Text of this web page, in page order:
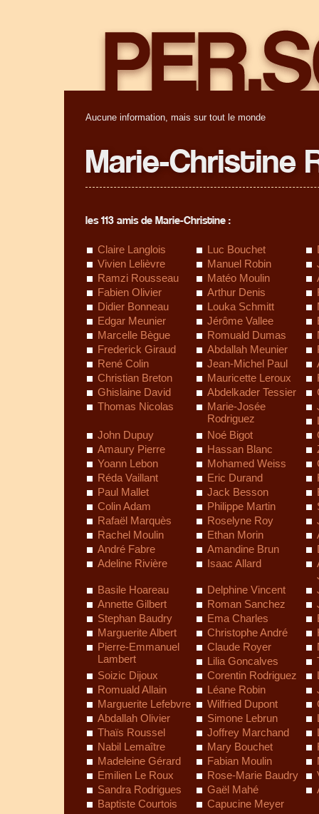
Aucune information, mais sur tout le monde
Marie-Christine
les 113 amis de Marie-Christine :
Claire Langlois Luc Bouchet
Vivien Lelièvre
Manuel Robin
Ramzi Rousseau
Matéo Moulin
Fabien Olivier
Arthur Denis
Didier Bonneau
Louka Schmitt
Edgar Meunier
Jérôme Vallee
Marcelle Bègue
Romuald Dumas
Frederick Giraud
Abdallah Meunier
René Colin
Jean-Michel Paul
Christian Breton
Mauricette Leroux
Ghislaine David
Abdelkader Tessier
Thomas Nicolas
Marie-Josée
Rodriguez
John Dupuy
Noé Bigot
Amaury Pierre
Hassan Blanc
Yoann Lebon
Mohamed Weiss
Réda Vaillant
Eric Durand
Paul Mallet
Jack Besson
Colin Adam
Philippe Martin
Rafaël Marquès
Roselyne Roy
Rachel Moulin
Ethan Morin
André Fabre
Amandine Brun
Adeline Rivière
Isaac Allard
Basile Hoareau
Delphine Vincent
Annette Gilbert
Roman Sanchez
Stephan Baudry
Ema Charles
Marguerite Albert
Christophe André
Pierre-Emmanuel
Lambert
Claude Royer
Lilia Goncalves
Soizic Dijoux
Corentin Rodriguez
Romuald Allain
Léane Robin
Marguerite Lefebvre
Wilfried Dupont
Abdallah Olivier
Simone Lebrun
Thaïs Roussel
Joffrey Marchand
Nabil Lemaître
Mary Bouchet
Madeleine Gérard
Fabian Moulin
Emilien Le Roux
Rose-Marie Baudry
Sandra Rodrigues
Gaël Mahé
Baptiste Courtois
Capucine Meyer